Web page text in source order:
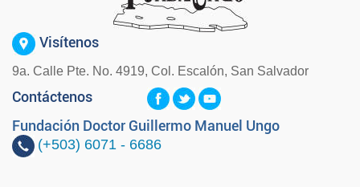
Visítenos
9a. Calle Pte. No. 4919, Col. Escalón, San Salvador
Contáctenos
Fundación Doctor Guillermo Manuel Ungo
(+503) 6071 - 6686